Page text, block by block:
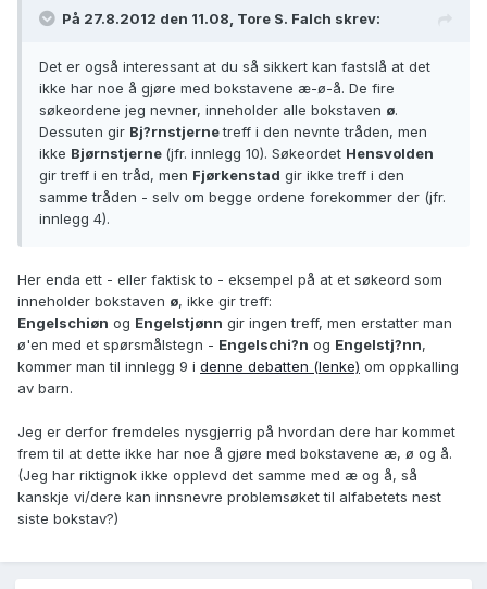
På 27.8.2012 den 11.08, Tore S. Falch skrev:
Det er også interessant at du så sikkert kan fastslå at det
ikke har noe å gjøre med bokstavene æ-ø-å. De fire
søkeordene jeg nevner, inneholder alle bokstaven ø.
Dessuten gir Bj?rnstjernetreff i den nevnte tråden, men
ikke Bjørnstjerne (jfr. innlegg 10). Søkeordet Hensvolden
gir treff i en tråd, men Fjørkenstad gir ikke treff i den
samme tråden - selv om begge ordene forekommer der (jfr.
innlegg 4).
Her enda ett - eller faktisk to - eksempel på at et søkeord som
inneholder bokstaven ø, ikke gir treff:
Engelschiøn og Engelstjønn gir ingen treff, men erstatter man
ø'en med et spørsmålstegn - Engelschi?n og Engelstj?nn,
kommer man til innlegg 9 i denne debatten (lenke) om oppkalling
av barn.
Jeg er derfor fremdeles nysgjerrig på hvordan dere har kommet
frem til at dette ikke har noe å gjøre med bokstavene æ, ø og å.
(Jeg har riktignok ikke opplevd det samme med æ og å, så
kanskje vi/dere kan innsnevre problemsøket til alfabetets nest
siste bokstav?)